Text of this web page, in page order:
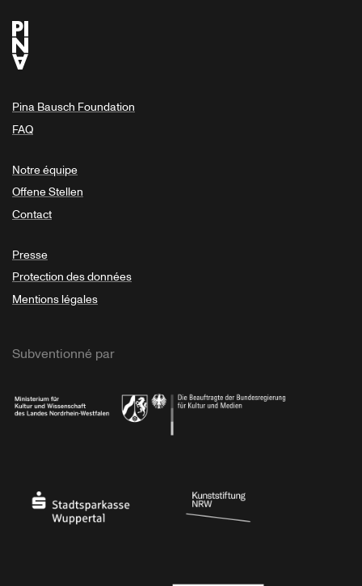
Pina Bausch Foundation
FAQ
Notre équipe
Offene Stellen
Contact
Presse
Protection des données
Mentions légales
Subventionné par